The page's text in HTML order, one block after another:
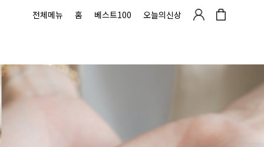
전체메뉴 홈 베스트100 오늘의신상